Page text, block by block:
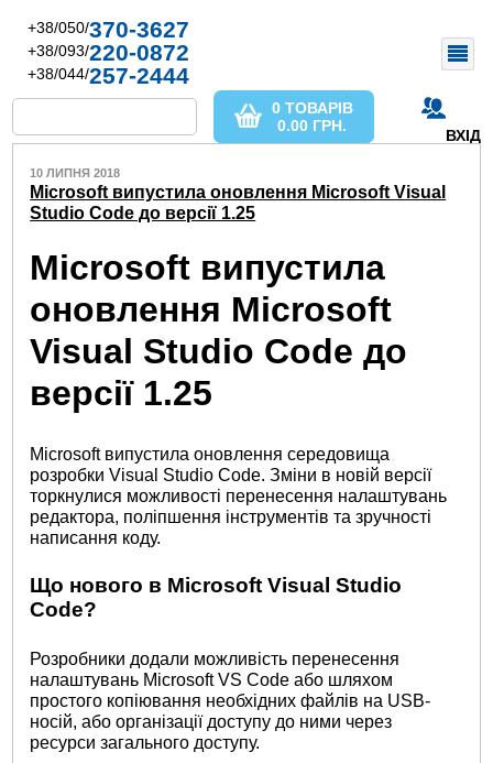
+38/050/370-3627
+38/093/220-0872
+38/044/257-2444
ВХІД
0 ТОВАРІВ
0.00 ГРН.
10 ЛИПНЯ 2018
Microsoft випустила оновлення Microsoft Visual
Studio Code до версії 1.25
Microsoft випустила
оновлення Microsoft
Visual Studio Code до
версії 1.25
Microsoft випустила оновлення середовища
розробки Visual Studio Code. Зміни в новій версії
торкнулися можливості перенесення налаштувань
редактора, поліпшення інструментів та зручності
написання коду.
Що нового в Microsoft Visual Studio
Code?
Розробники додали можливість перенесення
налаштувань Microsoft VS Code або шляхом
простого копіювання необхідних файлів на USB-
носій, або організації доступу до ними через
ресурси загального доступу.